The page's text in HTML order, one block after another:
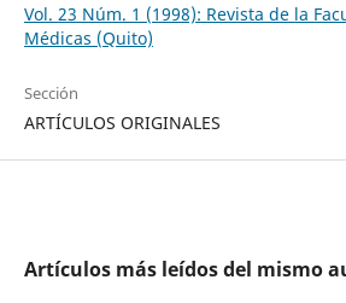
Vol. 23 Núm. 1 (1998): Revista de la
Médicas (Quito)
Sección
ARTÍCULOS ORIGINALES
Artículos más leídos del mismo